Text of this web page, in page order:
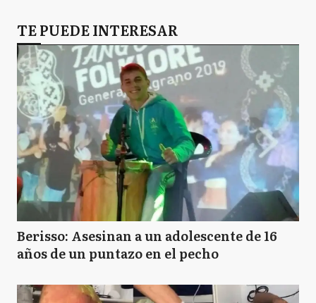
TE PUEDE INTERESAR
Berisso: Asesinan a un adolescente de 16
años de un puntazo en el pecho